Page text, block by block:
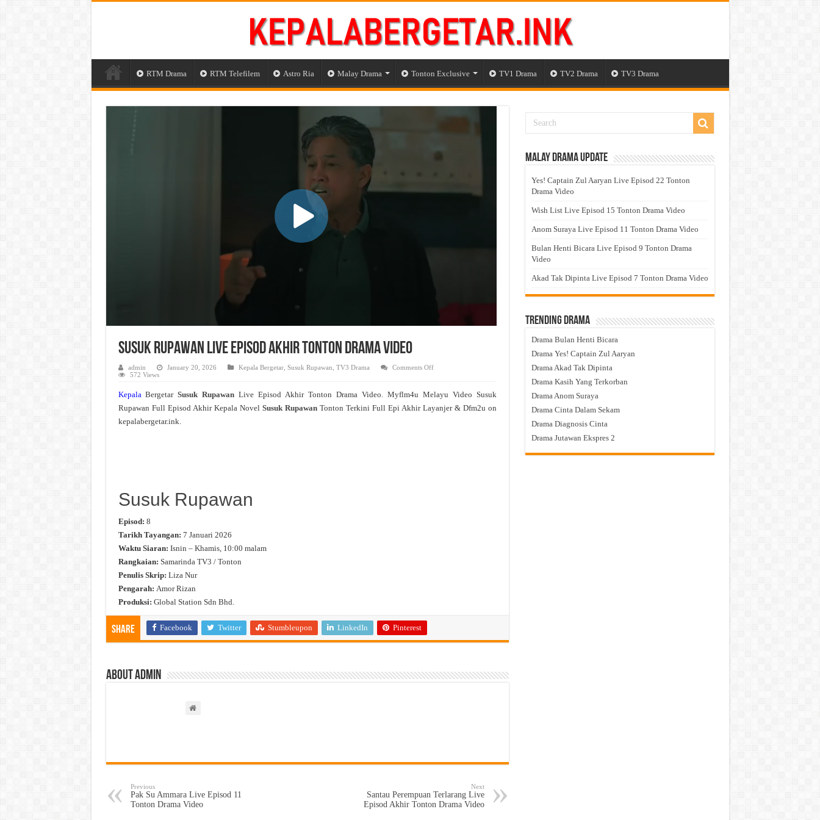
RTM Drama RTM Telefilem Astro Ria Malay Drama Tonton Exclusive TV1 Drama TV2 Drama TV3 Drama
Susuk Rupawan Live Episod Akhir Tonton Drama Video
admin January 20, 2026 Kepala Bergetar, Susuk Rupawan TV3 Drama Comments Offon
Episod
Tonton
572 Views
KepalaBergetarSusuk RupawanLive Episod Akhir Tonton Drama Video. Myflm4u Melayu Video Susuk
Rupawan Full Episod Akhir Kepala NovelSusuk Rupawan Tonton Terkini Full Epi Akhir Layanjer & Dfm2u on
kepalabergetar.ink.
Susuk Rupawan
Episod: 8
Tarikh Tayangan: 7 Januari 2026
Waktu Siaran: Isnin – Khamis, 10:00 malam
Rangkaian: Samarinda TV3 / Tonton
Penulis Skrip: Liza Nur
Pengarah: Amor Rizan
Produksi: Global Station Sdn Bhd.
Share Facebook Twitter Stumbleupon LinkedIn Pinterest
About admin
Previous
Pak Su Ammara Live Episod 11
Tonton Drama Video
Next
Santau Perempuan Terlarang Live
Episod Akhir Tonton Drama Video
Malay Drama Update
Yes! Captain Zul Aaryan Live Episod 22 Tonton
Drama Video
Wish List Live Episod 15 Tonton Drama Video
Anom Suraya Live Episod 11 Tonton Drama Video
Bulan Henti Bicara Live Episod 9 Tonton Drama
Video
Akad Tak Dipinta Live Episod 7 Tonton Drama Video
Trending Drama
Drama Bulan Henti Bicara
Drama Yes! Captain Zul Aaryan
Drama Akad Tak Dipinta
Drama Kasih Yang Terkorban
Drama Anom Suraya
Drama Cinta Dalam Sekam
Drama Diagnosis Cinta
Drama Jutawan Ekspres 2